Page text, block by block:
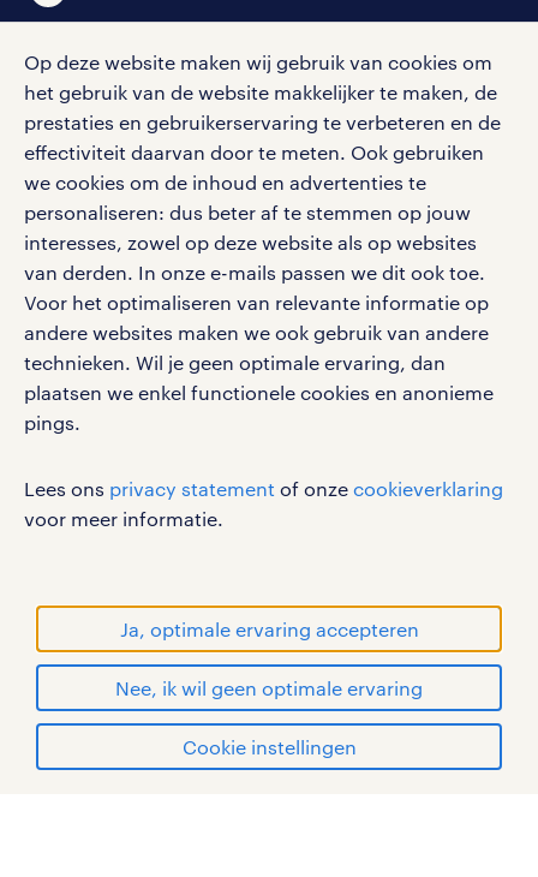
Op deze website maken wij gebruik van cookies om
het gebruik van de website makkelijker te maken, de
prestaties en gebruikerservaring te verbeteren en de
effectiviteit daarvan door te meten. Ook gebruiken
we cookies om de inhoud en advertenties te
personaliseren: dus beter af te stemmen op jouw
interesses, zowel op deze website als op websites
van derden. In onze e-mails passen we dit ook toe.
Voor het optimaliseren van relevante informatie op
andere websites maken we ook gebruik van andere
technieken. Wil je geen optimale ervaring, dan
plaatsen we enkel functionele cookies en anonieme
pings.
Lees ons privacy statement of onze cookieverklaring
voor meer informatie.
Ja, optimale ervaring accepteren
Nee, ik wil geen optimale ervaring
Cookie instellingen
social media
Volg ons voor de leukste content omtrent
vacatures, solliciteren en inspiratie.
werken bij randstad
gebruikersvoorwaarden
privacystatement
cookies
handelsmerken van Randstad N.V.
© Randstad 2026